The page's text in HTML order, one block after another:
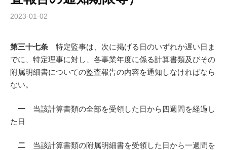
2023-01-02
第三十七条 特定監事は、次に掲げる日のいずれか遅い日ま
でに、特定理事に対し、各事業年度に係る計算書類及びその
附属明細書についての監査報告の内容を通知しなければなら
ない。
一 当該計算書類の全部を受領した日から四週間を経過し
た日
二 当該計算書類の附属明細書を受領した日から一週間を